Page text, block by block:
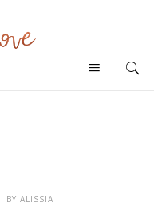
BY ALISSIA